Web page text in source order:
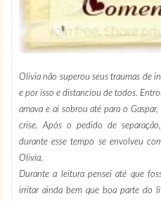
Olivia não superou seus traumas de
e por isso e distanciou de todos.
amava e aí sobrou até para o
crise. Após o pedido de
durante esse tempo se envolveu
Olivia.
Durante a leitura pensei até que
irritar ainda bem que boa parte do